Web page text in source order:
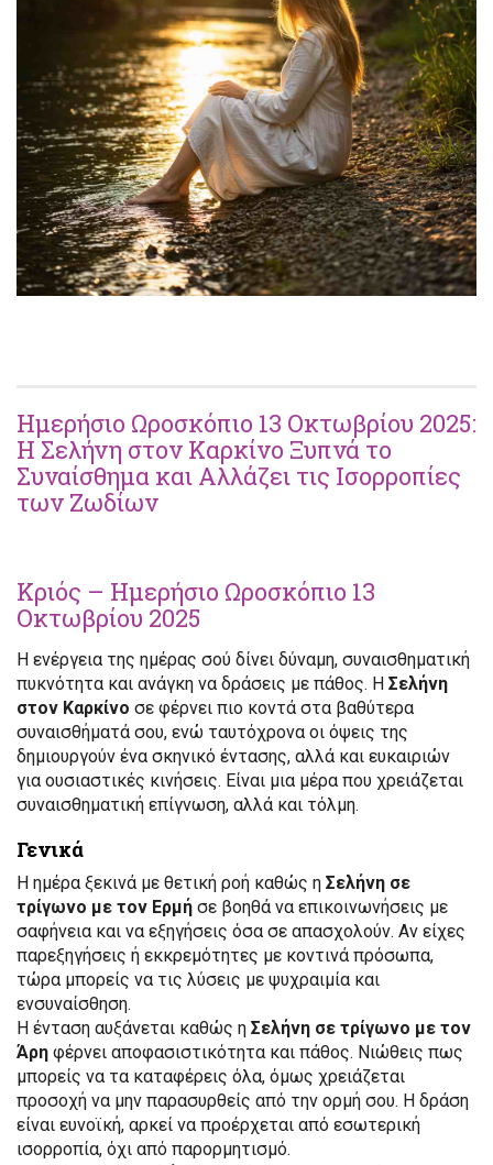
Ημερήσιο Ωροσκόπιο 13 Οκτωβρίου 2025:
Η Σελήνη στον Καρκίνο Ξυπνά το
Συναίσθημα και Αλλάζει τις Ισορροπίες
των Ζωδίων
Κριός – Ημερήσιο Ωροσκόπιο 13
Οκτωβρίου 2025
Η ενέργεια της ημέρας σού δίνει δύναμη, συναισθηματική
πυκνότητα και ανάγκη να δράσεις με πάθος. Η Σελήνη
στον Καρκίνο σε φέρνει πιο κοντά στα βαθύτερα
συναισθήματά σου, ενώ ταυτόχρονα οι όψεις της
δημιουργούν ένα σκηνικό έντασης, αλλά και ευκαιριών
για ουσιαστικές κινήσεις. Είναι μια μέρα που χρειάζεται
συναισθηματική επίγνωση, αλλά και τόλμη.
Γενικά
Η ημέρα ξεκινά με θετική ροή καθώς η Σελήνη σε
τρίγωνο με τον Ερμή σε βοηθά να επικοινωνήσεις με
σαφήνεια και να εξηγήσεις όσα σε απασχολούν. Αν είχες
παρεξηγήσεις ή εκκρεμότητες με κοντινά πρόσωπα,
τώρα μπορείς να τις λύσεις με ψυχραιμία και
ενσυναίσθηση.
Η ένταση αυξάνεται καθώς η Σελήνη σε τρίγωνο με τον
Άρη φέρνει αποφασιστικότητα και πάθος. Νιώθεις πως
μπορείς να τα καταφέρεις όλα, όμως χρειάζεται
προσοχή να μην παρασυρθείς από την ορμή σου. Η δράση
είναι ευνοϊκή, αρκεί να προέρχεται από εσωτερική
ισορροπία, όχι από παρορμητισμό.